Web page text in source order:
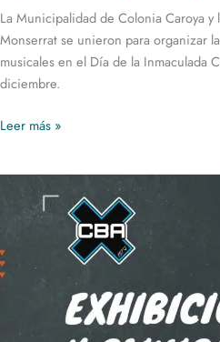
La Municipalidad de Colonia Caroya
Monserrat se unieron para organizar
musicales en el Día de la Inmaculada
diciembre.
Leer más »
exhibición
en
el